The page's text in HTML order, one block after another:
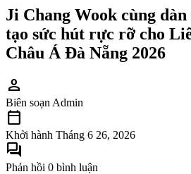
Ji Chang Wook cùng
tạo sức hút rực rỡ cho
Châu Á Đà Nẵng 2026
person
Biên soạn Admin
calendar_today
Khởi hành Tháng 6 26, 2026
forum
Phản hồi 0 bình luận